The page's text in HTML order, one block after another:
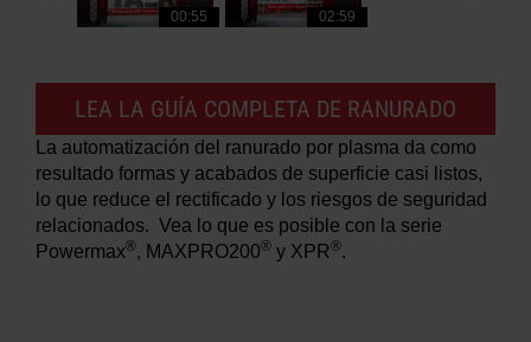
00:55 02:59
LEA LA GUÍA COMPLETA DE RANURADO
La automatización del ranurado por plasma da como
resultado formas y acabados de superficie casi listos,
lo que reduce el rectificado y los riesgos de seguridad
relacionados. Vea lo que es posible con la serie
Powermax®, MAXPRO200® y XPR®.